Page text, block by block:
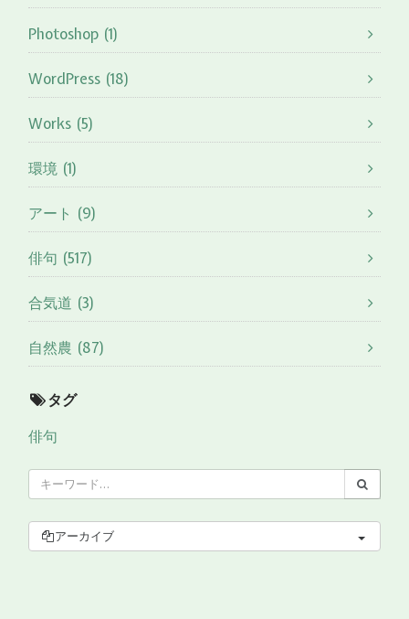
Photoshop (1)
WordPress (18)
Works (5)
環境 (1)
アート (9)
俳句 (517)
合気道 (3)
自然農 (87)
タグ
俳句
アーカイブ